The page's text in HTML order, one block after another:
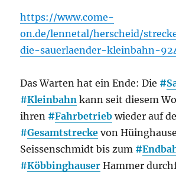
https://www.come-
on.de/lennetal/herscheid/
die-sauerlaender-kleinbahn-
Das Warten hat ein Ende: Die #
#Kleinbahn kann seit diesem
ihren #Fahrbetrieb wieder auf
#Gesamtstrecke von
Seissenschmidt bis zum #
#Köbbinghauser Hammer